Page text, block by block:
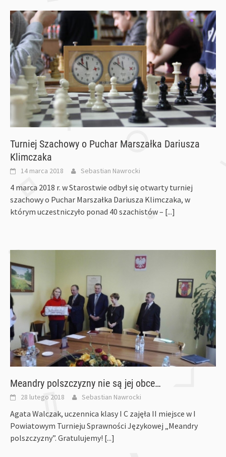
Turniej Szachowy o Puchar Marszałka Dariusza
Klimczaka
14 marca 2018 Sebastian Nawrocki
4 marca 2018 r. w Starostwie odbył się otwarty turniej
szachowy o Puchar Marszałka Dariusza Klimczaka, w
którym uczestniczyło ponad 40 szachistów – [...]
Meandry polszczyzny nie są jej obce…
28 lutego 2018 Sebastian Nawrocki
Agata Walczak, uczennica klasy I C zajęła II miejsce w I
Powiatowym Turnieju Sprawności Językowej „Meandry
polszczyzny”. Gratulujemy! [...]